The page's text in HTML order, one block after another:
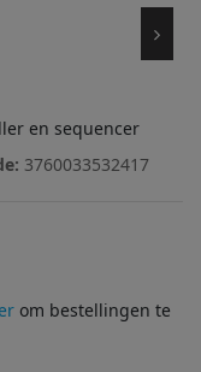
en sequencer
3760033532417
om bestellingen te